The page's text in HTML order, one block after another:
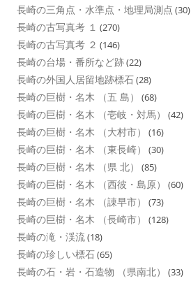
長崎の三角点・水準点・地理局測点 (30)
長崎の古写真考 １ (270)
長崎の古写真考 ２ (146)
長崎の台場・番所など跡(22)
長崎の外国人居留地跡標石(28)
長崎の巨樹・名木 （五 島） (68)
長崎の巨樹・名木 （壱岐・対馬） (42)
長崎の巨樹・名木 （大村市） (16)
長崎の巨樹・名木 （東長崎） (30)
長崎の巨樹・名木 （県 北） (85)
長崎の巨樹・名木 （西彼・島原） (60)
長崎の巨樹・名木 （諌早市） (73)
長崎の巨樹・名木 （長崎市） (128)
長崎の滝・渓流(18)
長崎の珍しい標石(65)
長崎の石・岩・石造物 （県南北） (33)